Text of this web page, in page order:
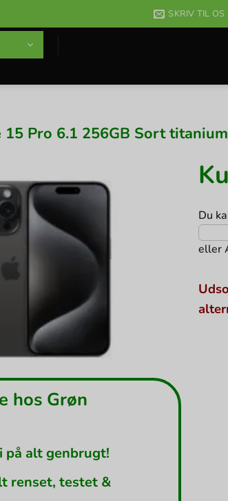
SKRIV TIL OS
Pro 6.1 256GB Sort
hos Grøn
på alt genbrugt!
renset, testet &
Du
eller